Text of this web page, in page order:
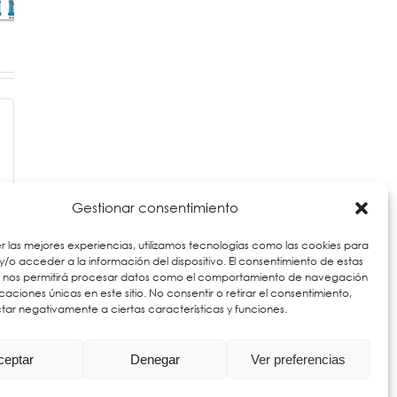
Gestionar consentimiento
las mejores experiencias, utilizamos tecnologías como las cookies para
o acceder a la información del dispositivo. El consentimiento de estas
permitirá procesar datos como el comportamiento de navegación
únicas en este sitio. No consentir o retirar el consentimiento,
negativamente a ciertas características y funciones.
Denegar Ver preferencias